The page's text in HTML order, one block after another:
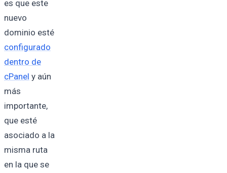
es que este
nuevo
dominio esté
configurado
dentro de
cPanel y aún
más
importante,
que esté
asociado a la
misma ruta
en la que se